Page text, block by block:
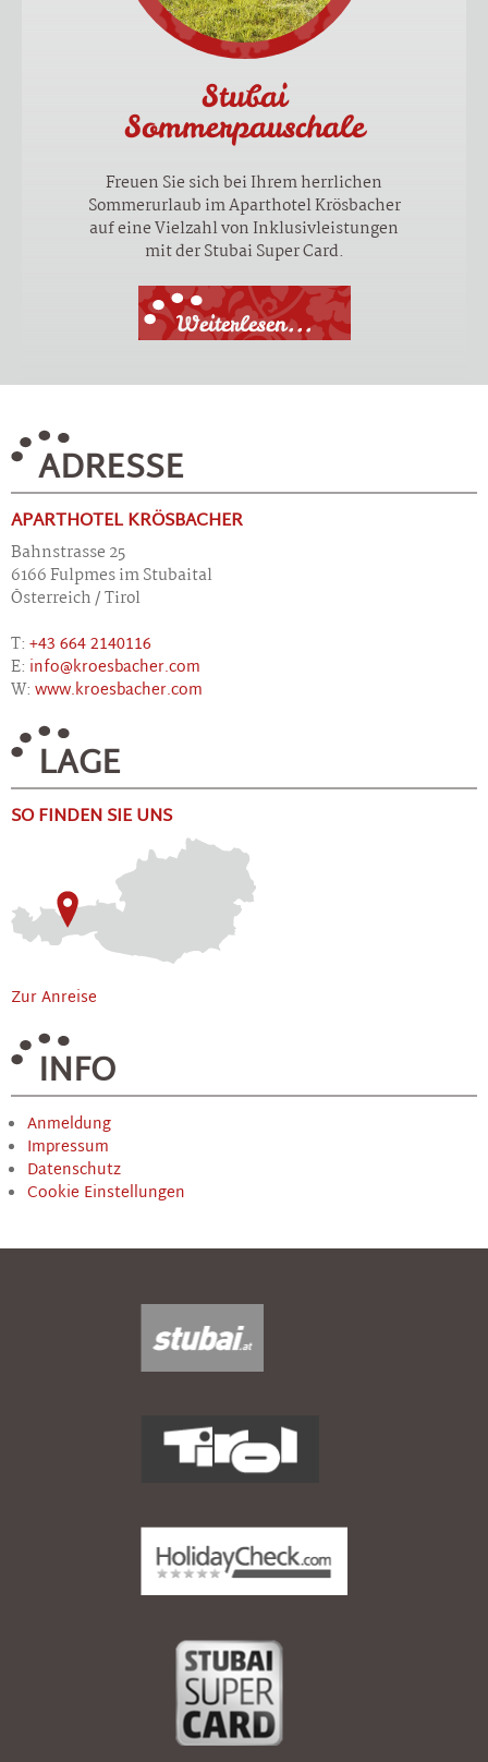
Stubai
Sommerpauschale
Freuen Sie sich bei Ihrem herrlichen
Sommerurlaub im Aparthotel Krösbacher
auf eine Vielzahl von Inklusivleistungen
mit der Stubai Super Card.
Weiterlesen...
ADRESSE
APARTHOTEL KRÖSBACHER
Bahnstrasse 25
6166 Fulpmes im Stubaital
Österreich / Tirol
T: +43 664 2140116
E: info@kroesbacher.com
W: www.kroesbacher.com
LAGE
SO FINDEN SIE UNS
Zur Anreise
INFO
Anmeldung
Impressum
Datenschutz
Cookie Einstellungen